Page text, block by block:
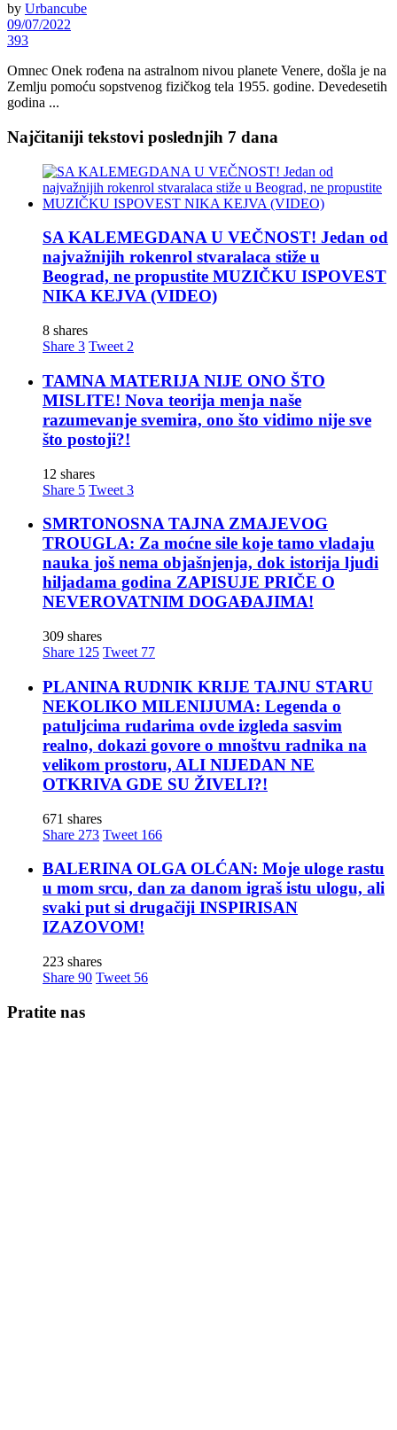
by Urbancube
09/07/2022
393
Omnec Onek rođena na astralnom nivou planete Venere, došla je na
Zemlju pomoću sopstvenog fizičkog tela 1955. godine. Devedesetih
godina ...
Najčitaniji tekstovi poslednjih 7 dana
SA KALEMEGDANA U VEČNOST! Jedan od
najvažnijih rokenrol stvaralaca stiže u
Beograd, ne propustite MUZIČKU ISPOVEST
NIKA KEJVA (VIDEO)
8 shares
Share 3 Tweet 2
TAMNA MATERIJA NIJE ONO ŠTO
MISLITE! Nova teorija menja naše
razumevanje svemira, ono što vidimo nije sve
što postoji?!
12 shares
Share 5 Tweet 3
SMRTONOSNA TAJNA ZMAJEVOG
TROUGLA: Za moćne sile koje tamo vladaju
nauka još nema objašnjenja, dok istorija ljudi
hiljadama godina ZAPISUJE PRIČE O
NEVEROVATNIM DOGAĐAJIMA!
309 shares
Share 125 Tweet 77
PLANINA RUDNIK KRIJE TAJNU STARU
NEKOLIKO MILENIJUMA: Legenda o
patuljcima rudarima ovde izgleda sasvim
realno, dokazi govore o mnoštvu radnika na
velikom prostoru, ALI NIJEDAN NE
OTKRIVA GDE SU ŽIVELI?!
671 shares
Share 273 Tweet 166
BALERINA OLGA OLĆAN: Moje uloge rastu
u mom srcu, dan za danom igraš istu ulogu, ali
svaki put si drugačiji INSPIRISAN
IZAZOVOM!
223 shares
Share 90 Tweet 56
Pratite nas